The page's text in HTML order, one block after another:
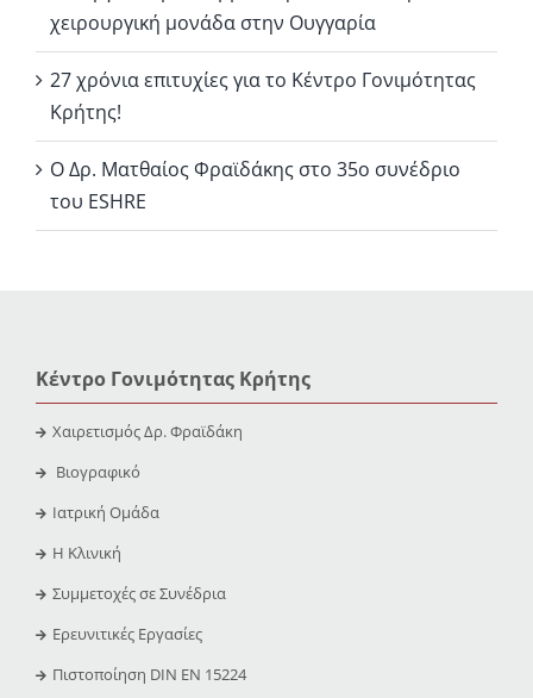
χειρουργική μονάδα στην Ουγγαρία
27 χρόνια επιτυχίες για το Κέντρο Γονιμότητας
Κρήτης!
Ο Δρ. Ματθαίος Φραϊδάκης στο 35ο συνέδριο
του ESHRE
Κέντρο Γονιμότητας Κρήτης
Χαιρετισμός Δρ. Φραϊδάκη
Βιογραφικό
Ιατρική Ομάδα
Η Κλινική
Συμμετοχές σε Συνέδρια
Ερευνιτικές Εργασίες
Πιστοποίηση DIN EN 15224